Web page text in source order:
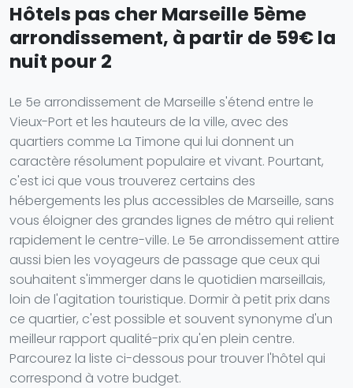
Hôtels pas cher Marseille 5ème
arrondissement, à partir de 59€ la
nuit pour 2
Le 5e arrondissement de Marseille s'étend entre le
Vieux-Port et les hauteurs de la ville, avec des
quartiers comme La Timone qui lui donnent un
caractère résolument populaire et vivant. Pourtant,
c'est ici que vous trouverez certains des
hébergements les plus accessibles de Marseille, sans
vous éloigner des grandes lignes de métro qui relient
rapidement le centre-ville. Le 5e arrondissement attire
aussi bien les voyageurs de passage que ceux qui
souhaitent s'immerger dans le quotidien marseillais,
loin de l'agitation touristique. Dormir à petit prix dans
ce quartier, c'est possible et souvent synonyme d'un
meilleur rapport qualité-prix qu'en plein centre.
Parcourez la liste ci-dessous pour trouver l'hôtel qui
correspond à votre budget.